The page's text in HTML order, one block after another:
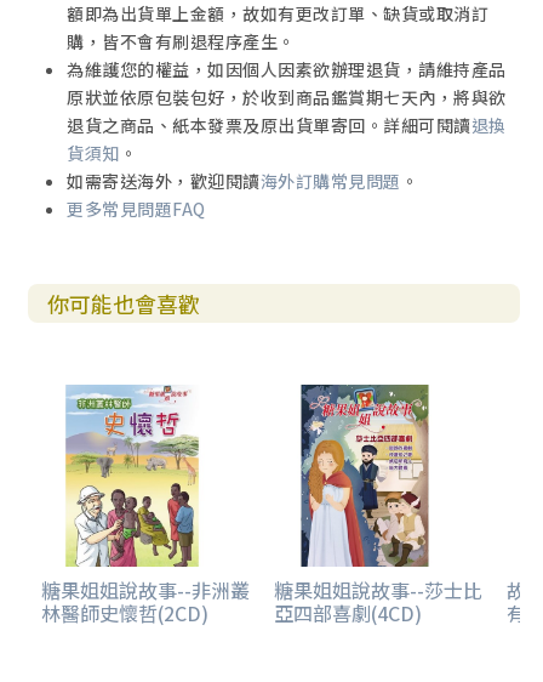
額即為出貨單上金額，故如有更改訂單、缺貨或取消訂
購，皆不會有刷退程序產生。
為維護您的權益，如因個人因素欲辦理退貨，請維持產品
原狀並依原包裝包好，於收到商品鑑賞期七天內，將與欲
退貨之商品、紙本發票及原出貨單寄回。詳細可閱讀退換
貨須知 。
如需寄送海外，歡迎閱讀海外訂購常見問題 。
更多常見問題FAQ
你可能也會喜歡
糖果姐姐說故事--非洲叢
林醫師史懷哲(2CD)
糖果姐姐說故事--莎士比
亞四部喜劇(4CD)
故
有